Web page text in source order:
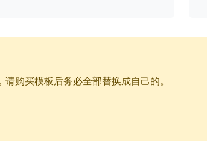
购买模板后务必全部替换成自己的。